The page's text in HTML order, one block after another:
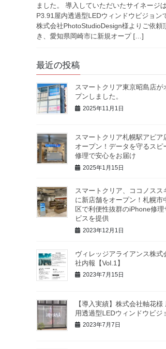
ました。 導入していただいたサイネージは
P3.91屋内透過型LEDウィンドウビジョン
株式会社PhotoStudioDesign様よりご依頼
き、愛知県岡崎市に新規オープ […]
最近の投稿
スマートクリア東京昭島店が
プンしました。
2025年11月1日
スマートクリア札幌駅アピア
オープン！データを守るスピ
修理で安心をお届け
2025年1月15日
スマートクリア、ココノスス
に新店舗をオープン！札幌市
区で利便性抜群のiPhone修理
ビスを提供
2023年12月1日
ヴィレッジアライアンス株式
社内報【Vol.1】
2023年7月15日
【導入実績】株式会社軸花様
用透過型LEDウィンドウビジ
2023年7月7日